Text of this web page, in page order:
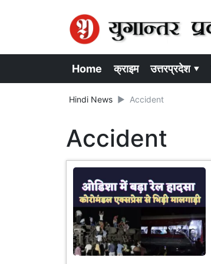
Home क्राइम उत्तरप्रदेश ▾
Hindi News Accident
Accident